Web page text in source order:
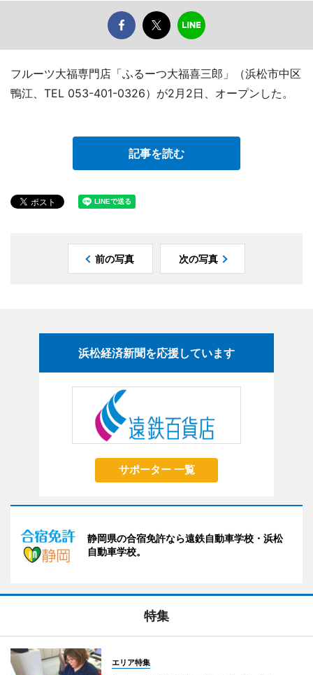
フルーツ大福専門店「ふるーつ大福喜三郎」（浜松市中区
鴨江、TEL 053-401-0326）が2月2日、オープンした。
記事を読む
前の写真 次の写真
浜松経済新聞を応援しています
サポーター 一覧
静岡県の合宿免許なら遠鉄自動車学校・浜松
自動車学校。
特集
エリア特集